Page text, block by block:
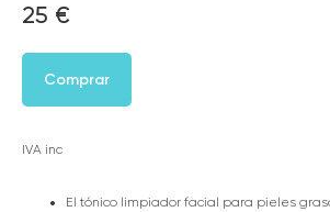
25 €
Comprar
IVA inc
El tónico limpiador facial para pieles